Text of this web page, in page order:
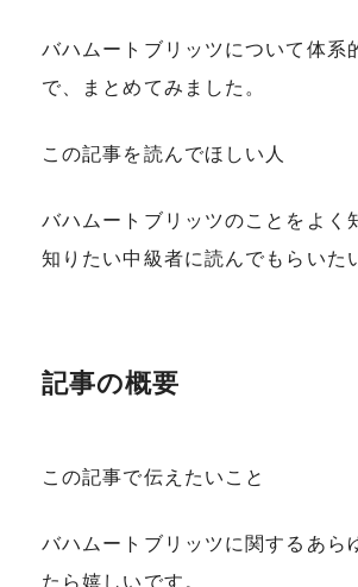
バハムートブリッツについて体系
で、まとめてみました。
この記事を読んでほしい人
バハムートブリッツのことをよく
知りたい中級者に読んでもらいた
記事の概要
この記事で伝えたいこと
バハムートブリッツに関するあら
たら嬉しいです。